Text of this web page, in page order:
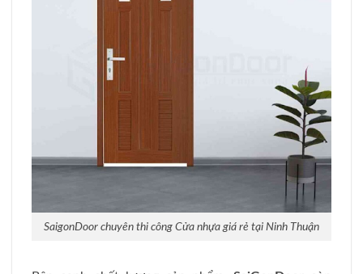
SaigonDoor chuyên thi công Cửa nhựa giá rẻ tại Ninh Thuận